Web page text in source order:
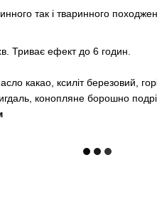
так і тваринного
Триває ефект до 6 годин.
какао, ксиліт березовий,
конопляне борошно